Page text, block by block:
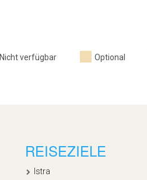
Nicht verfügbar Optional
REISEZIELE
Istra